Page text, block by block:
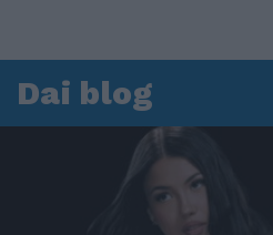
Dai blog